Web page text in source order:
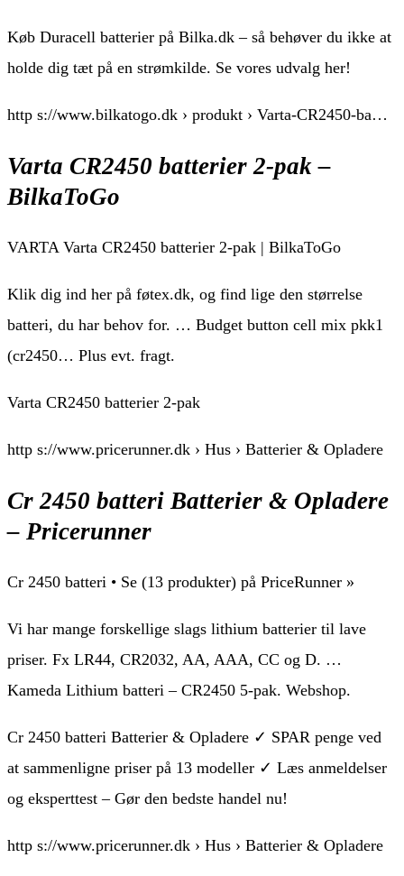
Køb Duracell batterier på Bilka.dk – så behøver du ikke at
holde dig tæt på en strømkilde. Se vores udvalg her!
http s://www.bilkatogo.dk › produkt › Varta-CR2450-ba…
Varta CR2450 batterier 2-pak –
BilkaToGo
VARTA Varta CR2450 batterier 2-pak | BilkaToGo
Klik dig ind her på føtex.dk, og find lige den størrelse
batteri, du har behov for. … Budget button cell mix pkk1
(cr2450… Plus evt. fragt.
Varta CR2450 batterier 2-pak
http s://www.pricerunner.dk › Hus › Batterier & Opladere
Cr 2450 batteri Batterier & Opladere
– Pricerunner
Cr 2450 batteri • Se (13 produkter) på PriceRunner »
Vi har mange forskellige slags lithium batterier til lave
priser. Fx LR44, CR2032, AA, AAA, CC og D. …
Kameda Lithium batteri – CR2450 5-pak. Webshop.
Cr 2450 batteri Batterier & Opladere ✓ SPAR penge ved
at sammenligne priser på 13 modeller ✓ Læs anmeldelser
og eksperttest – Gør den bedste handel nu!
http s://www.pricerunner.dk › Hus › Batterier & Opladere